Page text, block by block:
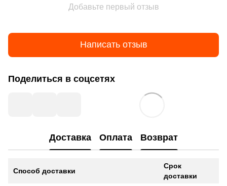
Добавьте первый отзыв
Написать отзыв
Поделиться в соцсетях
Доставка Оплата Возврат
Способ доставки
Срок
доставки